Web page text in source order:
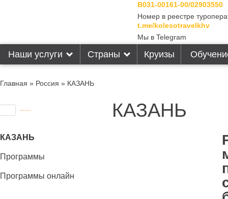
В031-00161-00/02903550
Номер в реестре
t.me/kolesotravelkhv
Мы в Telegram
Наши услуги Страны Круизы
Главная » Россия » КАЗАНЬ
КАЗАНЬ
Программы
Программы онлайн
КАЗАНЬ